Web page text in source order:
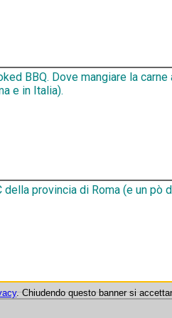
BBQ. Dove mangiare la
e in Italia).
della provincia di Roma (e un pò
. Chiudendo questo banner si